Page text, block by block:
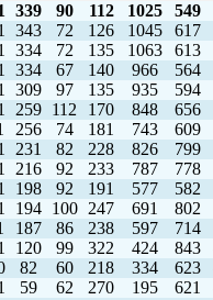
339 90 112 1025 549
343 72 126 1045 617
334 72 135 1063 613
334 67 140 966 564
309 97 135 935 594
259 112 170 848 656
256 74 181 743 609
231 82 228 826 799
216 92 233 787 778
198 92 191 577 582
194 100 247 691 802
187 86 238 597 714
120 99 322 424 843
82 60 218 334 623
59 62 270 195 621